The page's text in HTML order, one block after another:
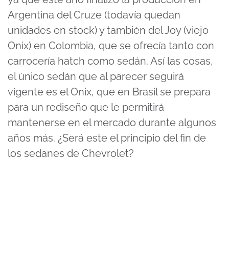
Argentina del Cruze (todavía quedan
unidades en stock) y también del Joy (viejo
Onix) en Colombia, que se ofrecía tanto con
carrocería hatch como sedán. Así las cosas,
el único sedán que al parecer seguirá
vigente es el Onix, que en Brasil se prepara
para un rediseño que le permitirá
mantenerse en el mercado durante algunos
años más. ¿Será este el principio del fin de
los sedanes de Chevrolet?